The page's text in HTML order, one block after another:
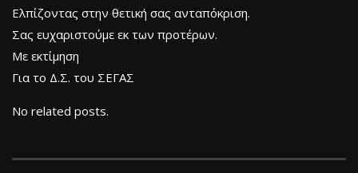
Ελπίζοντας στην θετική σας ανταπόκριση.
Σας ευχαριστούμε εκ των προτέρων.
Με εκτίμηση
Για το Δ.Σ. του ΣΕΓΑΣ
No related posts.